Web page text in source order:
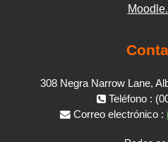
308 Negra Narrow Lane,
Teléfono :
Correo electrónico :